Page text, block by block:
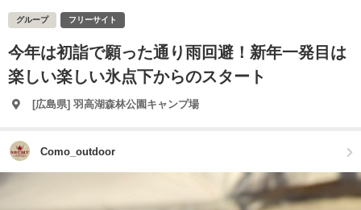
グループ フリーサイト
今年は初詣で願った通り雨回避！新年一発目は
楽しい楽しい氷点下からのスタート
[広島県] 羽高湖森林公園キャンプ場
Como_outdoor